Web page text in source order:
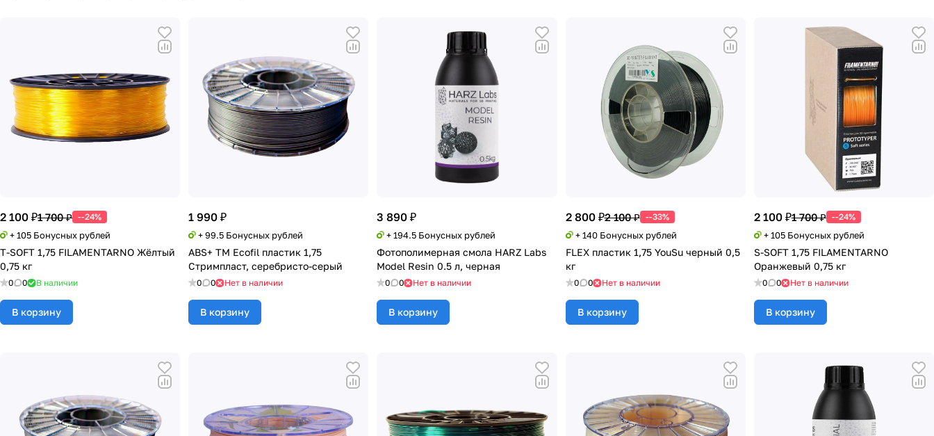
2 100 ₽1 700 ₽ --24%
+ 105 Бонусных рублей
T-SOFT 1,75 FILAMENTARNO Жёлтый
0,75 кг
0 0 В наличии
В корзину
1 990 ₽
+ 99.5 Бонусных рублей
ABS+ TM Ecofil пластик 1,75
Стримпласт, серебристо-серый
0 0 Нет в наличии
В корзину
3 890 ₽
+ 194.5 Бонусных рублей
Фотополимерная смола HARZ Labs
Model Resin 0.5 л, черная
0 0 Нет в наличии
В корзину
2 800 ₽2 100 ₽ --33%
+ 140 Бонусных рублей
FLEX пластик 1,75 YouSu черный 0,5
кг
0 0 Нет в наличии
В корзину
2 100 ₽1 700 ₽ --24%
+ 105 Бонусных рублей
S-SOFT 1,75 FILAMENTARNO
Оранжевый 0,75 кг
0 0 Нет в наличии
В корзину